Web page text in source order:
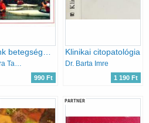
990 Ft
Klinikai citopatológia
Dr. Barta Imre
1 190 Ft
PARTNER